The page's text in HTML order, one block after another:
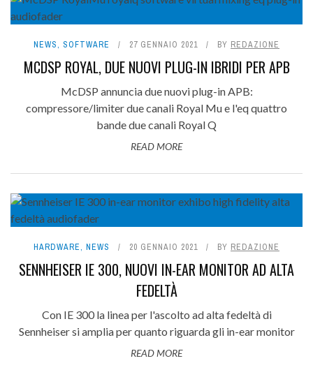
NEWS, SOFTWARE 27 GENNAIO 2021 BY REDAZIONE
MCDSP ROYAL, DUE NUOVI PLUG-IN IBRIDI PER APB
McDSP annuncia due nuovi plug-in APB:
compressore/limiter due canali Royal Mu e l'eq quattro
bande due canali Royal Q
READ MORE
HARDWARE, NEWS 20 GENNAIO 2021 BY REDAZIONE
SENNHEISER IE 300, NUOVI IN-EAR MONITOR AD ALTA
FEDELTÀ
Con IE 300 la linea per l'ascolto ad alta fedeltà di
Sennheiser si amplia per quanto riguarda gli in-ear monitor
READ MORE